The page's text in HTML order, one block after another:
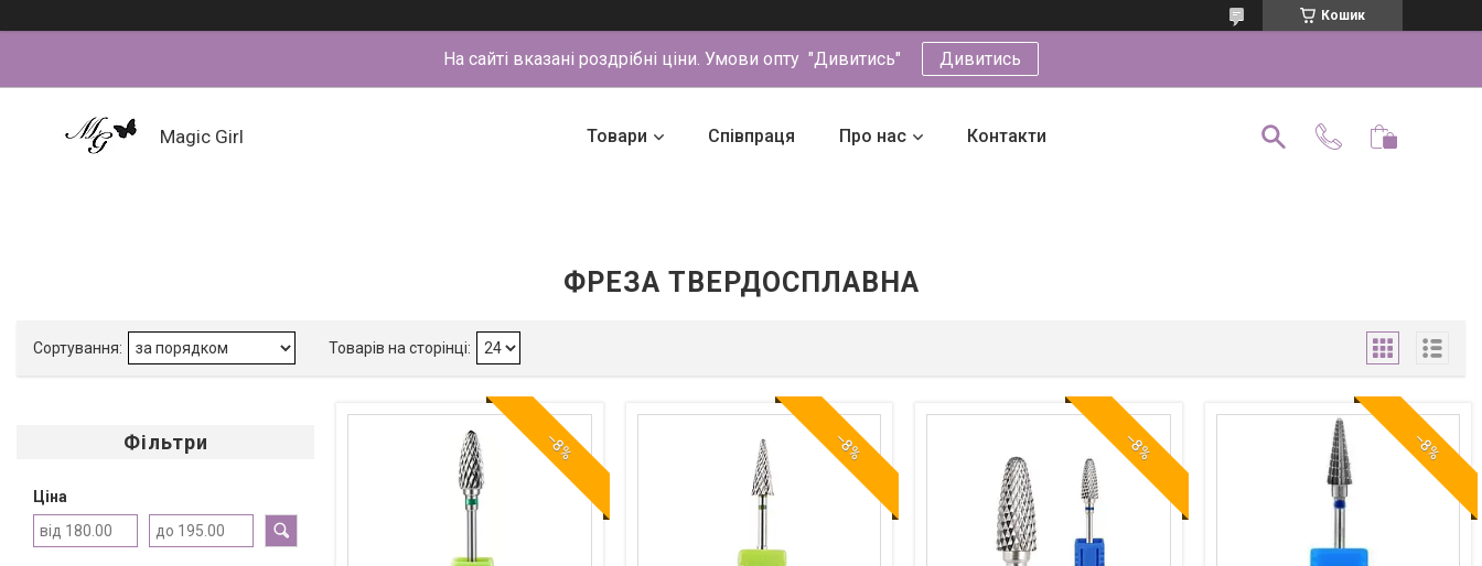
Кошик
На сайті вказані роздрібні ціни. Умови опту "Дивитись" Дивитись
Magic Girl Товари Співпраця Про нас Контакти
ФРЕЗА ТВЕРДОСПЛАВНА
Фільтри
Ціна
–8% –8% –8% –8%